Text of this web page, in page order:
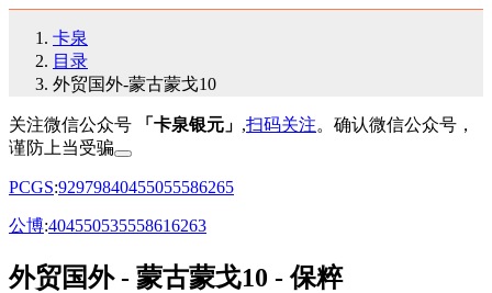
卡泉
目录
外贸国外-蒙古蒙戈10
关注微信公众号 「卡泉银元」 ,扫码关注。确认微信公众号，
谨防上当受骗
PCGS:92979840455055586265
公博:404550535558616263
外贸国外 - 蒙古蒙戈10 - 保粹